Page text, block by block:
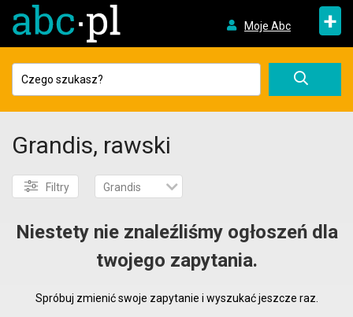
Moje Abc +
Grandis, rawski
Filtry Grandis
Niestety nie znaleźliśmy ogłoszeń dla
twojego zapytania.
Spróbuj zmienić swoje zapytanie i wyszukać jeszcze raz.